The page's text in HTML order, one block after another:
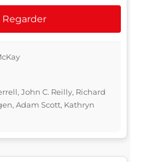
Regarder
John C. Reilly, Richard
Adam Scott, Kathryn